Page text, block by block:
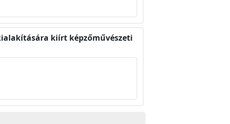
kiírt képzőművészeti